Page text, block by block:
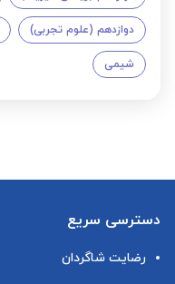
دوازدهم (علوم تجربی)
شیمی
دسترسی سریع
رضایت شاگردان